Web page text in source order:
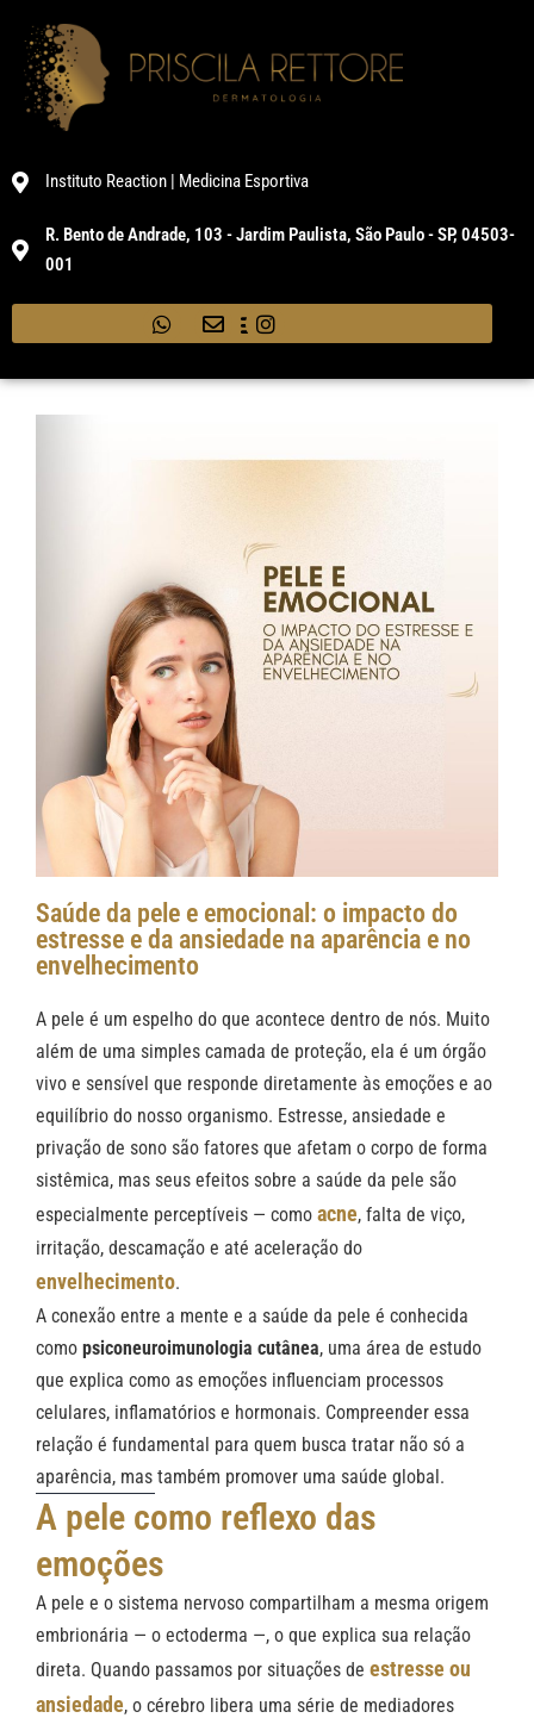
Instituto Reaction | Medicina Esportiva
R. Bento de Andrade, 103 - Jardim Paulista, São Paulo - SP, 04503-
001
Saúde da pele e emocional: o impacto do
estresse e da ansiedade na aparência e no
envelhecimento
A pele é um espelho do que acontece dentro de nós. Muito
além de uma simples camada de proteção, ela é um órgão
vivo e sensível que responde diretamente às emoções e ao
equilíbrio do nosso organismo. Estresse, ansiedade e
privação de sono são fatores que afetam o corpo de forma
sistêmica, mas seus efeitos sobre a saúde da pele são
especialmente perceptíveis — como acne, falta de viço,
irritação, descamação e até aceleração do
envelhecimento.
A conexão entre a mente e a saúde da pele é conhecida
como psiconeuroimunologia cutânea, uma área de estudo
que explica como as emoções influenciam processos
celulares, inflamatórios e hormonais. Compreender essa
relação é fundamental para quem busca tratar não só a
aparência, mas também promover uma saúde global.
A pele como reflexo das
emoções
A pele e o sistema nervoso compartilham a mesma origem
embrionária — o ectoderma —, o que explica sua relação
direta. Quando passamos por situações de estresse ou
ansiedade, o cérebro libera uma série de mediadores